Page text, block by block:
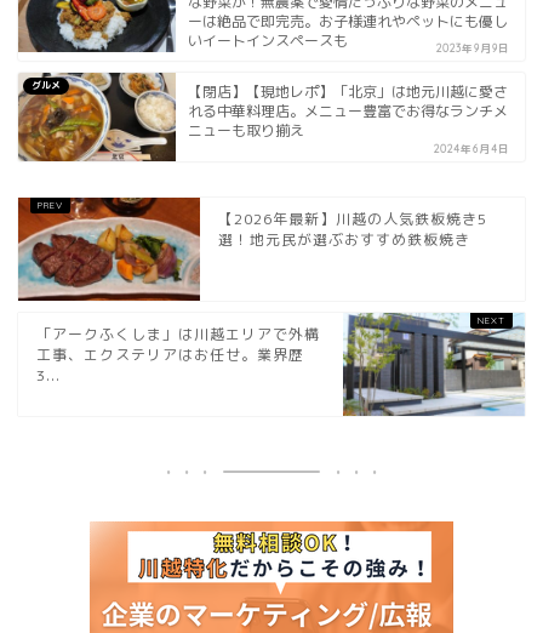
ーは絶品で即完売。お子様連れやペットにも優し
いイートインスペースも
2023年9月9日
グルメ
【閉店】【現地レポ】「北京」は地元川越に愛さ
れる中華料理店。メニュー豊富でお得なランチメ
ニューも取り揃え
2024年6月4日
【2026年最新】川越の人気鉄板焼き5
選！地元民が選ぶおすすめ鉄板焼き
「アークふくしま」は川越エリアで外構
工事、エクステリアはお任せ。業界歴
3...